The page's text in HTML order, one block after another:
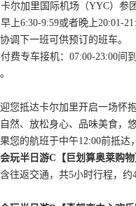
尔加里国际机场（YYC）参
上6:30-9:59或者晚上20:01-
调下一班可供预订的班车。
费专车接机：07:00-23:00间
您抵达卡尔加里开启一场怀
然、放松身心、品味美食，
您的航班于中午12:00前抵
玩半日游C【巨划算奥莱购
往返交通，共5小时行程，